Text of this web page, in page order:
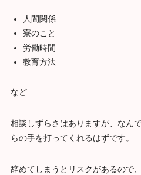
人間関係
寮のこと
労働時間
教育方法
など
相談しずらさはありますが、なん
らの手を打ってくれるはずです。
辞めてしまうとリスクがあるので